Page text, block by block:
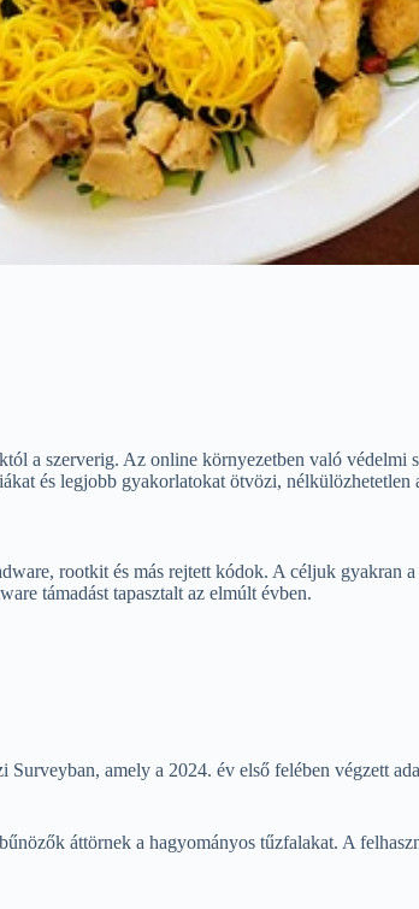
a szerverig. Az online környezetben való védelmi
és legjobb gyakorlatokat ötvözi, nélkülözhetetlen
rootkit és más rejtett kódok. A céljuk gyakran
támadást tapasztalt az elmúlt évben.
amely a 2024. év első felében végzett
áttörnek a hagyományos tűzfalakat. A